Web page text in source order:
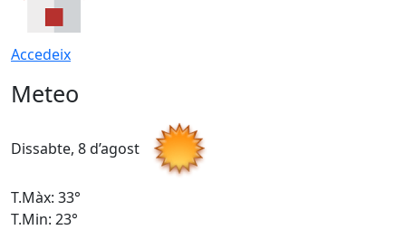
Accedeix
Meteo
Dissabte, 8 d’agost
T.Màx: 33°
T.Min: 23°